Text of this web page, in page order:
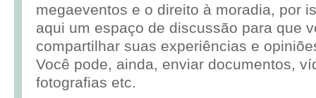
megaeventos e o direito à moradia, por
aqui um espaço de discussão para que
compartilhar suas experiências e
Você pode, ainda, enviar documentos,
fotografias etc.